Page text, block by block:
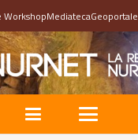
WorkshopMediatecaGeoportale